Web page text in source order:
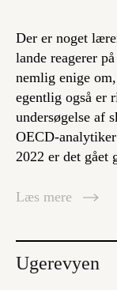
Log ind
Der er noget
lande reagerer
nemlig enige
egentlig også er
undersøgelse af
OECD-
2022 er det
Læs mere
Ugerevyen